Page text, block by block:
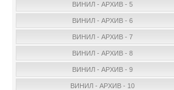
ВИНИЛ - АРХИВ - 5
ВИНИЛ - АРХИВ - 6
ВИНИЛ - АРХИВ - 7
ВИНИЛ - АРХИВ - 8
ВИНИЛ - АРХИВ - 9
ВИНИЛ - АРХИВ - 10